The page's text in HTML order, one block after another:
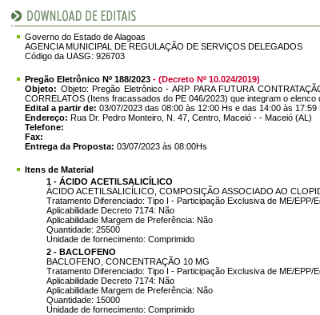
Governo do Estado de Alagoas
AGENCIA MUNICIPAL DE REGULAÇÃO DE SERVIÇOS DELEGADOS
Código da UASG: 926703
Pregão Eletrônico Nº 188/2023 - (Decreto Nº 10.024/2019)
Objeto: Objeto: Pregão Eletrônico - ARP PARA FUTURA
CORRELATOS (Itens fracassados do PE 046/2023) que integram o
Edital a partir de: 03/07/2023 das 08:00 às 12:00 Hs e das 14:00 às 17:59
Endereço: Rua Dr. Pedro Monteiro, N. 47, Centro, Maceió - - Maceió (AL)
Telefone:
Fax:
Entrega da Proposta: 03/07/2023 às 08:00Hs
Itens de Material
1 - ÁCIDO ACETILSALICÍLICO
ÁCIDO ACETILSALICÍLICO, COMPOSIÇÃO ASSOCIADO AO
Tratamento Diferenciado: Tipo I - Participação Exclusiva de ME/EPP/
Aplicabilidade Decreto 7174: Não
Aplicabilidade Margem de Preferência: Não
Quantidade: 25500
Unidade de fornecimento: Comprimido
2 - BACLOFENO
BACLOFENO, CONCENTRAÇÃO 10 MG
Tratamento Diferenciado: Tipo I - Participação Exclusiva de ME/EPP/
Aplicabilidade Decreto 7174: Não
Aplicabilidade Margem de Preferência: Não
Quantidade: 15000
Unidade de fornecimento: Comprimido